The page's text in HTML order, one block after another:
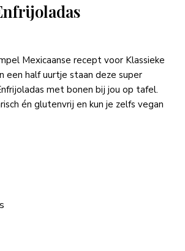
Mexicaanse recept voor Klassieke
een half uurtje staan deze super
met bonen bij jou op tafel.
én glutenvrij en kun je zelfs vegan